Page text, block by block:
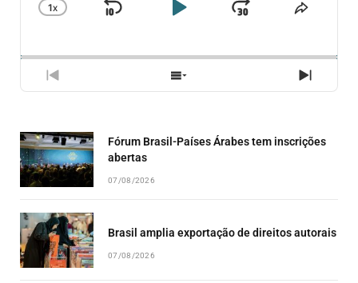
CHANGE
1X
SKIP
PLAYJUMP
PREVIOUS
EPISODE
SHOW
EPISODES
NEXT
Fórum Brasil-Países Árabes tem inscrições
abertas
07/08/2026
Brasil amplia exportação de direitos autorais
07/08/2026